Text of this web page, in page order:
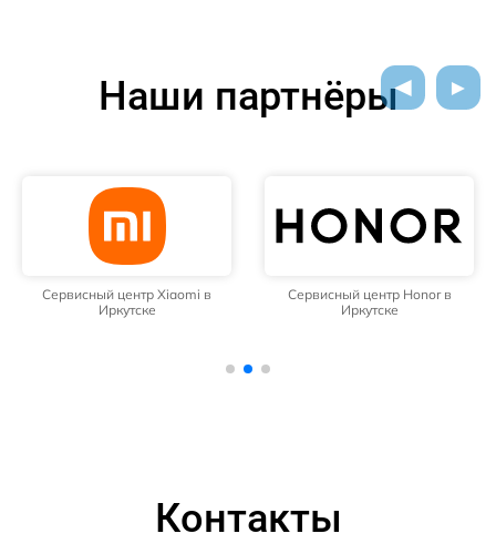
Наши партнёры
Сервисный центр Xiaomi в
Иркутске
Сервисный центр Honor в
Иркутске
Контакты